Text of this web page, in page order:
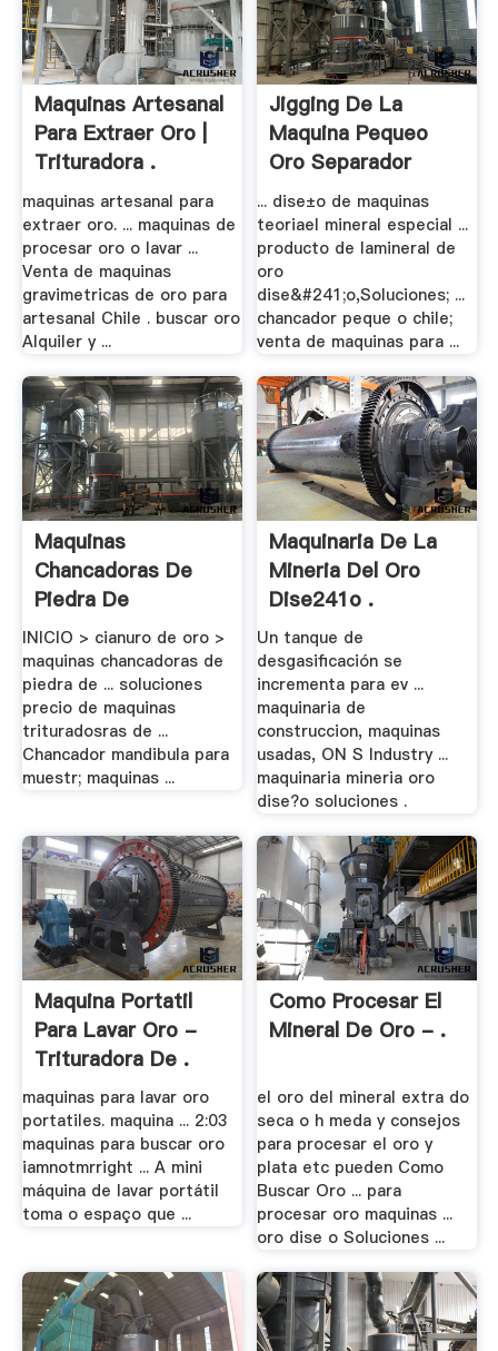
Maquinas Artesanal
Para Extraer Oro |
Trituradora .
maquinas artesanal para
extraer oro. ... maquinas de
procesar oro o lavar ...
Venta de maquinas
gravimetricas de oro para
artesanal Chile . buscar oro
Alquiler y ...
Jigging De La
Maquina Pequeo
Oro Separador
... dise±o de maquinas
teoriael mineral especial ...
producto de lamineral de
oro
dise&#241;o,Soluciones; ...
chancador peque o chile;
venta de maquinas para ...
Maquinas
Chancadoras De
Piedra De
Mandibula .
INICIO > cianuro de oro >
maquinas chancadoras de
piedra de ... soluciones
precio de maquinas
trituradosras de ...
Chancador mandibula para
muestr; maquinas ...
Maquinaria De La
Mineria Del Oro
Dise241o .
Un tanque de
desgasificación se
incrementa para ev ...
maquinaria de
construccion, maquinas
usadas, ON S Industry ...
maquinaria mineria oro
dise?o soluciones .
Maquina Portatil
Para Lavar Oro -
Trituradora De .
maquinas para lavar oro
portatiles. maquina ... 2:03
maquinas para buscar oro
iamnotmrright ... A mini
máquina de lavar portátil
toma o espaço que ...
Como Procesar El
Mineral De Oro - .
el oro del mineral extra do
seca o h meda y consejos
para procesar el oro y
plata etc pueden Como
Buscar Oro ... para
procesar oro maquinas ...
oro dise o Soluciones ...